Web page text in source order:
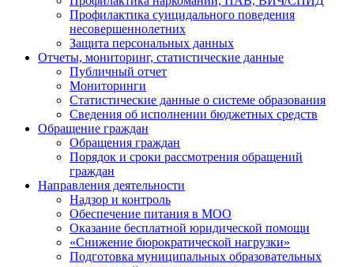
Профилактика суицидального поведения
несовершеннолетних
Защита персональных данных
Отчеты, мониторинг, статистические данные
Публичный отчет
Мониторинги
Статистические данные о системе образования
Сведения об исполнении бюджетных средств
Обращение граждан
Обращения граждан
Порядок и сроки рассмотрения обращений
граждан
Направления деятельности
Надзор и контроль
Обеспечение питания в МОО
Оказание бесплатной юридической помощи
«Снижение бюрократической нагрузки»
Подготовка муниципальных образовательных